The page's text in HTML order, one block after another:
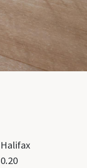
Halifax
0.20